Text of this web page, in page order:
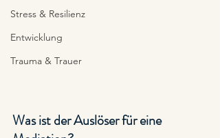
Stress & Resilienz
Entwicklung
Trauma & Trauer
Was ist der Auslöser für eine